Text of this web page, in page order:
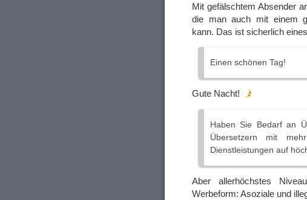
Mit gefälschtem Absender
die man auch mit einem
kann. Das ist sicherlich
Einen schönen Tag!
Gute Nacht!
Haben Sie Bedarf an
Übersetzern mit
Dienstleistungen auf
Aber allerhöchstes
Werbeform: Asoziale und